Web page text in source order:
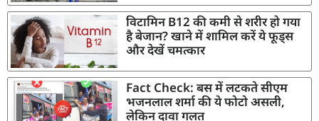
विटामिन B12 की कमी से शरीर हो गया
है बेजान? खाने में शामिल करें ये फूड्स
और देखें चमत्कार
Fact Check: बस में लटकते सीएम
भजनलाल शर्मा की ये फोटो असली,
लेकिन दावा गलत